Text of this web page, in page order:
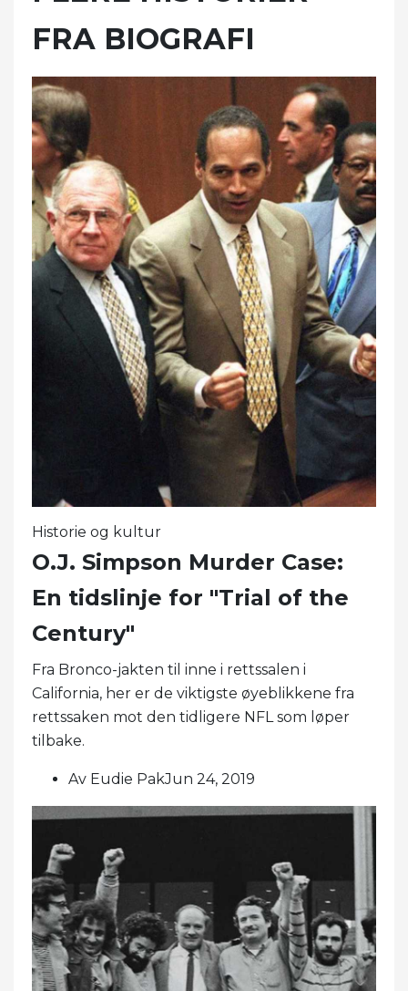
FRA BIOGRAFI
Historie og kultur
O.J. Simpson Murder Case:
En tidslinje for "Trial of the
Century"
Fra Bronco-jakten til inne i rettssalen i
California, her er de viktigste øyeblikkene fra
rettssaken mot den tidligere NFL som løper
tilbake.
Av Eudie PakJun 24, 2019